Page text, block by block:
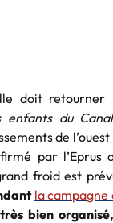
doit retourner
enfants du Canal
de
par l’Eprus
froid est
la
bien